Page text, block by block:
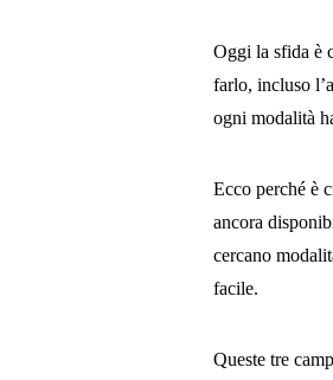
Oggi la sfida è
farlo, incluso
ogni modalità
Ecco perché è
ancora
cercano
facile.
Queste tre